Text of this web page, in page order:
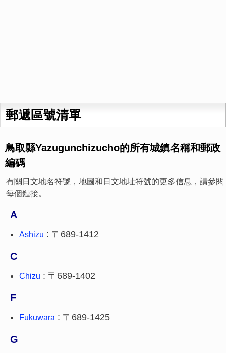
郵遞區號清單
鳥取縣Yazugunchizucho的所有城鎮名稱和郵政
編碼
有關日文地名符號，地圖和日文地址符號的更多信息，請參閱
每個鏈接。
A
Ashizu : 〒689-1412
C
Chizu : 〒689-1402
F
Fukuwara : 〒689-1425
G